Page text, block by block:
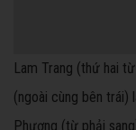
Lam Trang (thứ hai
(ngoài cùng bên trái)
Phương (từ phải